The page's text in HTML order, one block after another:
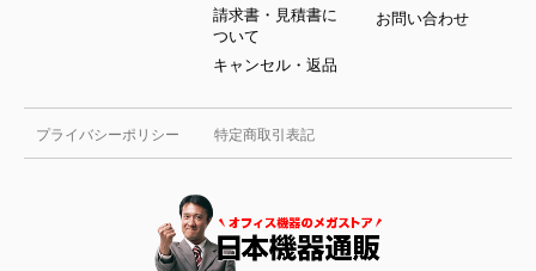
プライバシーポリシー 特定商取引表記
請求書・見積書に
ついて
キャンセル・返品
お問い合わせ